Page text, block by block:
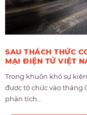
SAU THÁCH THỨC
MẠI ĐIỆN TỬ VIỆT
Trong khuôn khổ sự
được tổ chức vào tháng
phân tích...